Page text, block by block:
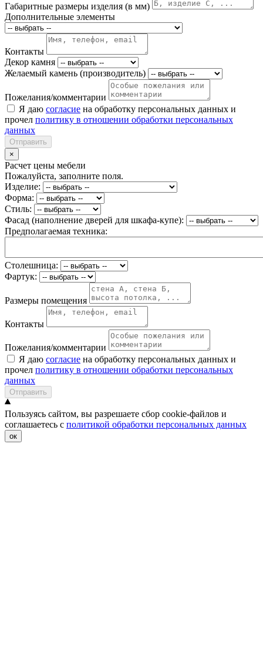
Габаритные размеры изделия (в мм)
Дополнительные элементы
Контакты
Декор камня
Желаемый камень (производитель)
Пожелания/комментарии
Я даю согласие на обработку персональных данных и
прочел политику в отношении обработки персональных
данных
Отправить
×
Расчет цены мебели
Пожалуйста, заполните поля.
Изделие:
Форма:
Стиль:
Фасад (наполнение дверей для шкафа-купе):
Предполагаемая техника:
Столешница:
Фартук:
Размеры помещения
Контакты
Пожелания/комментарии
Я даю согласие на обработку персональных данных и
прочел политику в отношении обработки персональных
данных
Отправить
Пользуясь сайтом, вы разрешаете сбор cookie-файлов и
соглашаетесь с политикой обработки персональных данных
ок